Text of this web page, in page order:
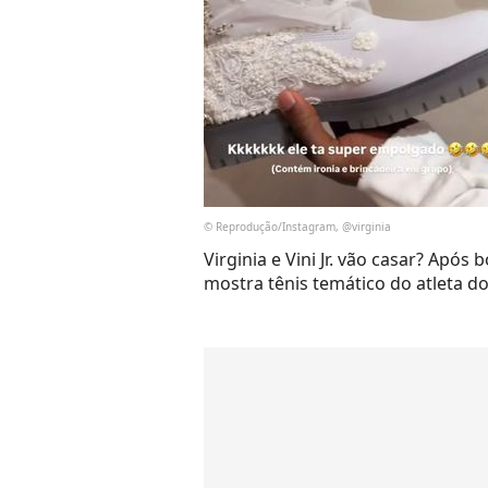
© Reprodução/Instagram, @virginia
Virginia e Vini Jr. vão casar?
mostra tênis temático do atleta